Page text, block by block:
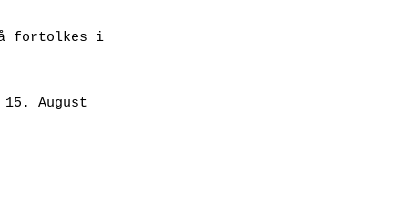
fortolkes i
August